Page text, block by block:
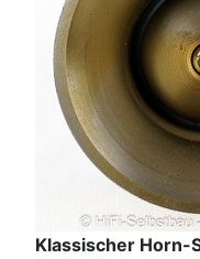
Klassischer Horn-